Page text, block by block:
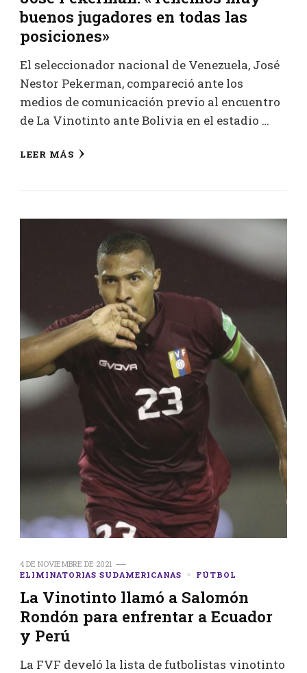
buenos jugadores en todas las
posiciones»
El seleccionador nacional de Venezuela, José
Nestor Pekerman, compareció ante los
medios de comunicación previo al encuentro
de La Vinotinto ante Bolivia en el estadio …
LEER MÁS
4 DE NOVIEMBRE DE 2021
ELIMINATORIAS SUDAMERICANAS
FÚTBOL
La Vinotinto llamó a Salomón
Rondón para enfrentar a Ecuador
y Perú
La FVF develó la lista de futbolistas vinotinto